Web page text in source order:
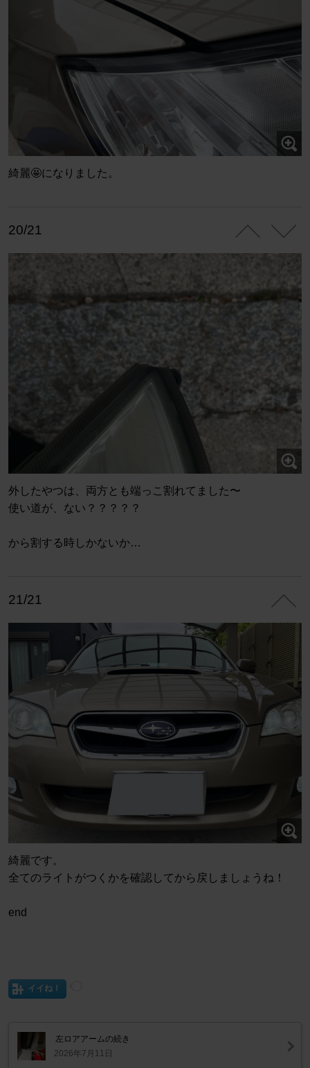
綺麗🤩になりました。
20/21
外したやつは、両方とも端っこ割れてました〜
使い道が、ない？？？？？
から割する時しかないか…
21/21
綺麗です。
全てのライトがつくかを確認してから戻しましょうね！
end
イイね！
左ロアアームの続き
2026年7月11日